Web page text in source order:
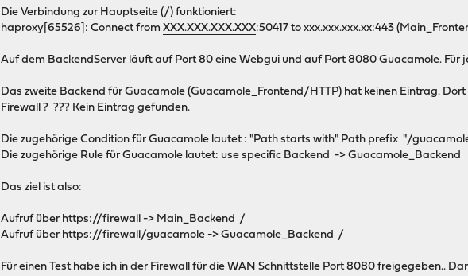
Die Verbindung zur Hauptseite (/) funktioniert:
haproxy[65526]: Connect fromXXX.XXX.XXX.XXX:50417 to xxx.xxx.xxx.xx:443
Auf dem BackendServer läuft auf Port 80 eine Webgui und auf Port 8080 Guacamole. Für
Das zweite Backend für Guacamole (Guacamole_Frontend/HTTP) hat keinen Eintrag.
Firewall ? ??? Kein Eintrag gefunden.
Die zugehörige Condition für Guacamole lautet : "Path starts with" Path prefix "/
Die zugehörige Rule für Guacamole lautet: use specific Backend ->
Das ziel ist also:
Aufruf über https://firewall -> Main_Backend /
Aufruf über https://firewall/guacamole -> Guacamole_Backend /
Für einen Test habe ich in der Firewall für die WAN Schnittstelle Port 8080 freigegeben..